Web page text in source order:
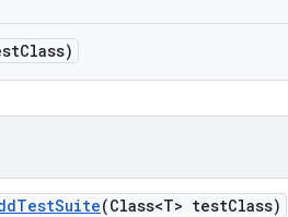
Class)
TestSuite(Class<T> testClass)